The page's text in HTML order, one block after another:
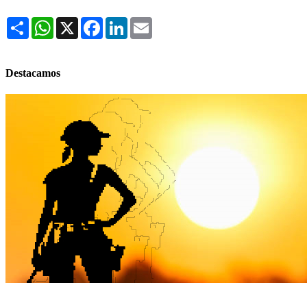
Share WhatsApp
X FacebookLinkedIn
Destacamos